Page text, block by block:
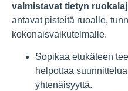
valmistavat tietyn
antavat pisteitä ruoalle,
kokonaisvaikutelmalle.
Sopikaa etukäteen
helpottaa
yhtenäisyyttä.